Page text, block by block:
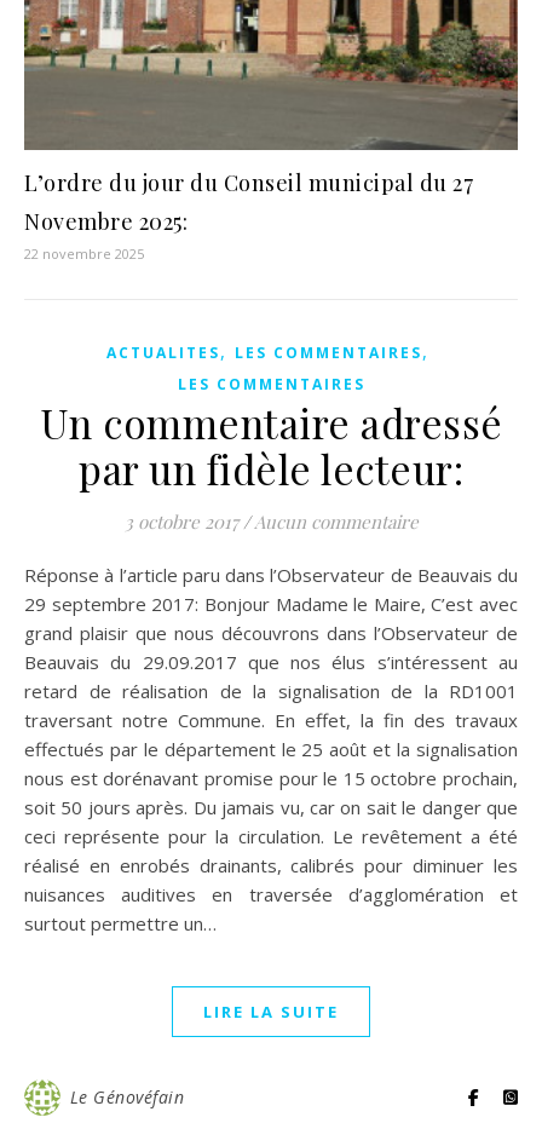
L’ordre du jour du Conseil municipal du 27
Novembre 2025:
22 novembre 2025
ACTUALITES, LES COMMENTAIRES,
LES COMMENTAIRES
Un commentaire adressé
par un fidèle lecteur:
3 octobre 2017 /Aucun commentaire
Réponse à l’article paru dans l’Observateur de Beauvais du
29 septembre 2017: Bonjour Madame le Maire, C’est avec
grand plaisir que nous découvrons dans l’Observateur de
Beauvais du 29.09.2017 que nos élus s’intéressent au
retard de réalisation de la signalisation de la RD1001
traversant notre Commune. En effet, la fin des travaux
effectués par le département le 25 août et la signalisation
nous est dorénavant promise pour le 15 octobre prochain,
soit 50 jours après. Du jamais vu, car on sait le danger que
ceci représente pour la circulation. Le revêtement a été
réalisé en enrobés drainants, calibrés pour diminuer les
nuisances auditives en traversée d’agglomération et
surtout permettre un…
LIRE LA SUITE
Le Génovéfain